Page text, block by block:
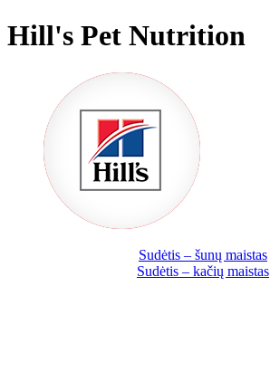
Hill's Pet Nutrition
Sudėtis – šunų maistas
Sudėtis – kačių maistas